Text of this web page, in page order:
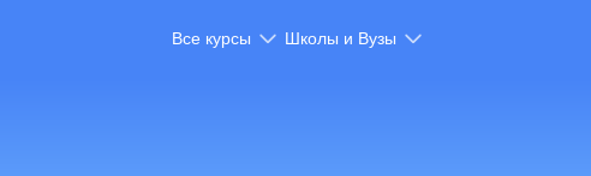
Все курсы Школы и Вузы